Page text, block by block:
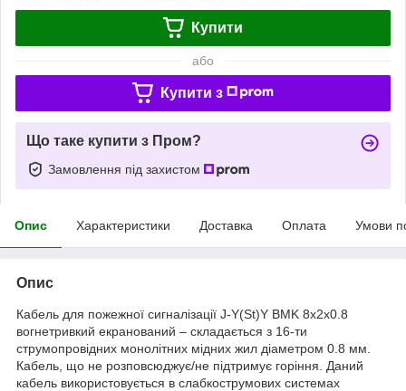
Купити
або
Купити з
Що таке купити з Пром?
Замовлення під захистом
Опис Характеристики Доставка Оплата Умови
Опис
Кабель для пожежної сигналізації J-Y(St)Y BMK 8x2x0.8
вогнетривкий екранований – складається з 16-ти
струмопровідних монолітних мідних жил діаметром 0.8 мм.
Кабель, що не розповсюджує/не підтримує горіння. Даний
кабель використовується в слабкострумових системах